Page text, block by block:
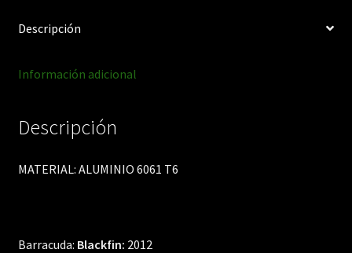
Descripción
Información adicional
Descripción
MATERIAL: ALUMINIO 6061 T6
Barracuda: Blackfin: 2012